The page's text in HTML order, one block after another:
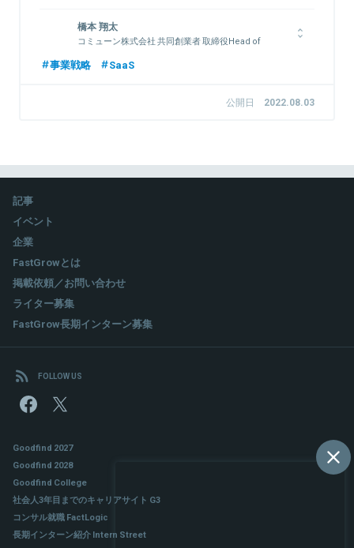
ンド・カンパニーにて、大手通信キャリアの戦略立案・投資ファ
ンドのデューデリジェンス・商社のM&A案件などに従事。その
後FLUXを共同創業。
橋本 翔太
コミューン株式会社 共同創業者 取締役Head of
新卒でGoogle Japanに入社。2017年にGoogle米国本社に転籍
社を共同創業。 取締役CPOとしてプロダクト開発を管掌。 2022
事業戦略 SaaS
公開日 2022.08.03
記事
イベント
企業
FastGrowとは
掲載依頼／お問い合わせ
ライター募集
FastGrow長期インターン募集
FOLLOW US
Goodfind 2027
Goodfind 2028
Goodfind College
社会人3年目までのキャリアサイト G3
コンサル就職 FactLogic
長期インターン紹介 Intern Street